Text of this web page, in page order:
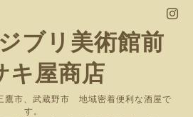
ブリ美術館前
キ屋商店
鷹市、武蔵野市 地域密着便利な酒屋で
す。